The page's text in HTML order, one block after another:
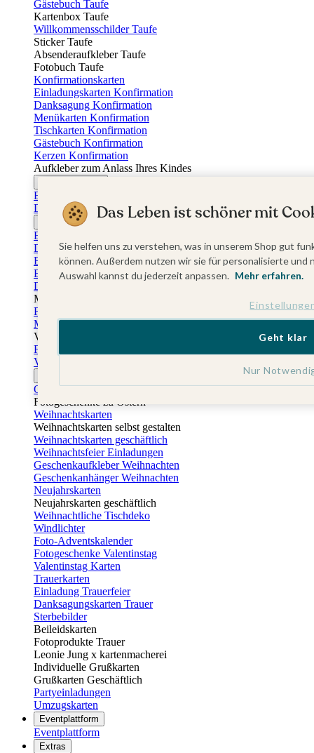
Gästebuch Taufe
Kartenbox Taufe
Willkommensschilder Taufe
Sticker Taufe
Absenderaufkleber Taufe
Fotobuch Taufe
Konfirmationskarten
Einladungskarten Konfirmation
Danksagung Konfirmation
Menükarten Konfirmation
Tischkarten Konfirmation
Gästebuch Konfirmation
Kerzen Konfirmation
Aufkleber zum Anlass Ihres Kindes
Einladungskarten Firmung
Dankeskarten Firmung
Jugendweihekarten
Einladungskarten Jugendweihe
Dankeskarten Jugendweihe
Einschulungskarten
Einladungskarten Einschulung
Danksagung Einschulung
Muttertag
Fotogeschenke Muttertag
Muttertagskarten
Vatertag
Fotogeschenke Vatertag
Vatertagskarten
Osterkarten
Fotogeschenke zu Ostern
Weihnachtskarten
Weihnachtskarten selbst gestalten
Weihnachtskarten geschäftlich
Weihnachtsfeier Einladungen
Geschenkaufkleber Weihnachten
Geschenkanhänger Weihnachten
Neujahrskarten
Neujahrskarten geschäftlich
Weihnachtliche Tischdeko
Windlichter
Foto-Adventskalender
Fotogeschenke Valentinstag
Valentinstag Karten
Trauerkarten
Einladung Trauerfeier
Danksagungskarten Trauer
Sterbebilder
Beileidskarten
Fotoprodukte Trauer
Leonie Jung x kartenmacherei
Individuelle Grußkarten
Grußkarten Geschäftlich
Partyeinladungen
Umzugskarten
Eventplattform
Eventplattform
Extras
Das Leben ist schöner mit
Sie helfen uns zu verstehen, was in unserem Shop gut
können. Außerdem nutzen wir sie für personalisierte
Auswahl kannst du jederzeit anpassen. Mehr erfahren.
Nur
Geht klar